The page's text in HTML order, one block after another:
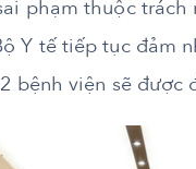
phạm thuộc
Y tế tiếp tục đảm
bệnh viện sẽ được